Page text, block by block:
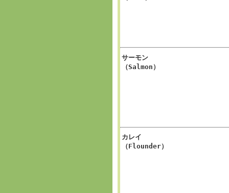
サーモン
（Salmon）
カレイ
（Flounder）